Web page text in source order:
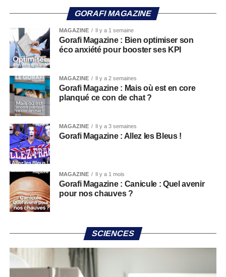
GORAFI MAGAZINE
MAGAZINE Il y a 1 semaine
Gorafi Magazine : Bien optimiser son
éco anxiété pour booster ses KPI
MAGAZINE Il y a 2 semaines
Gorafi Magazine : Mais où est en core
planqué ce con de chat ?
MAGAZINE Il y a 3 semaines
Gorafi Magazine : Allez les Bleus !
MAGAZINE Il y a 1 mois
Gorafi Magazine : Canicule : Quel avenir
pour nos chauves ?
SCIENCES